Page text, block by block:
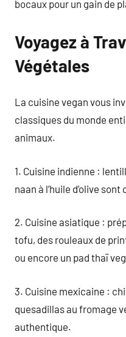
bocaux pour un gain de
Voyagez à
Végétales
La cuisine vegan vous
classiques du monde
animaux.
1. Cuisine indienne :
naan à l’huile d’olive
2. Cuisine asiatique :
tofu, des rouleaux de
ou encore un pad thaï
3. Cuisine mexicaine :
quesadillas au fromage
authentique.